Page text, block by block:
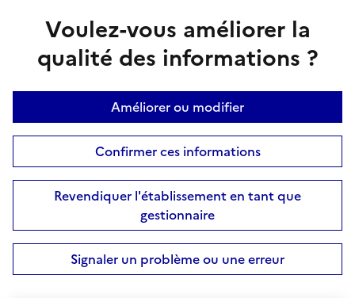
Voulez-vous améliorer la
qualité des informations ?
Améliorer ou modifier
Confirmer ces informations
Revendiquer l'établissement en tant que
gestionnaire
Signaler un problème ou une erreur